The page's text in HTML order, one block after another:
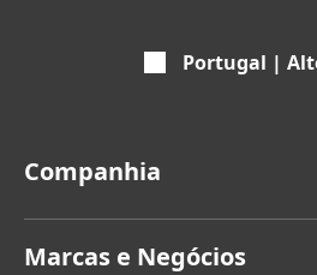
Portugal |
Companhia
Marcas e Negócios